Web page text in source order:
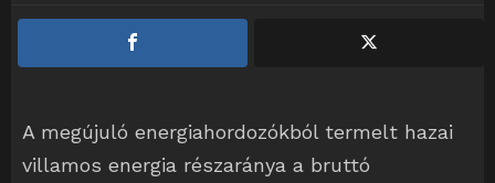
A megújuló energiahordozókból termelt hazai
villamos energia részaránya a bruttó